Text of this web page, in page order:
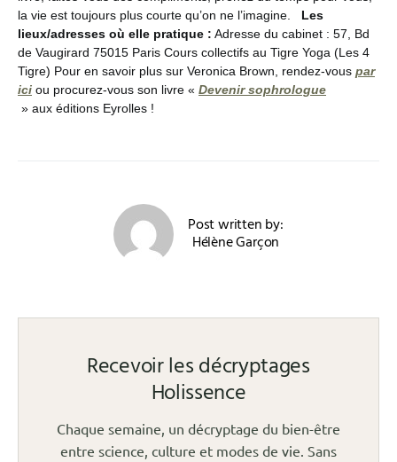
la vie est toujours plus courte qu’on ne l’imagine. Les
lieux/adresses où elle pratique : Adresse du cabinet : 57, Bd
de Vaugirard 75015 Paris Cours collectifs au Tigre Yoga (Les 4
Tigre) Pour en savoir plus sur Veronica Brown, rendez-vous par
ici ou procurez-vous son livre « Devenir sophrologue
» aux éditions Eyrolles !
Post written by:
Hélène Garçon
Recevoir les décryptages
Holissence
Chaque semaine, un décryptage du bien-être
entre science, culture et modes de vie. Sans